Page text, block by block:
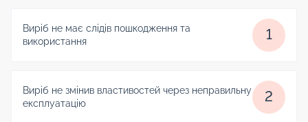
Виріб не має слідів пошкодження та
використання
1
Виріб не змінив властивостей через неправильну
експлуатацію
2